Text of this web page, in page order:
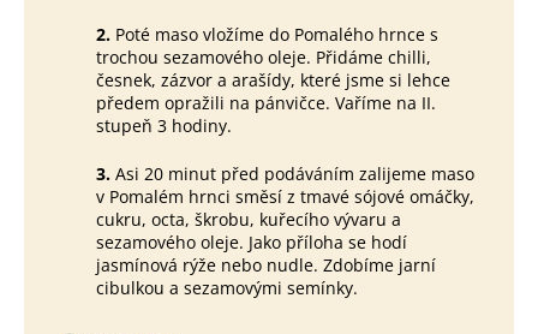
2. Poté maso vložíme do Pomalého hrnce s
trochou sezamového oleje. Přidáme chilli,
česnek, zázvor a arašídy, které jsme si lehce
předem opražili na pánvičce. Vaříme na II.
stupeň 3 hodiny.
3. Asi 20 minut před podáváním zalijeme maso
v Pomalém hrnci směsí z tmavé sójové omáčky,
cukru, octa, škrobu, kuřecího vývaru a
sezamového oleje. Jako příloha se hodí
jasmínová rýže nebo nudle. Zdobíme jarní
cibulkou a sezamovými semínky.